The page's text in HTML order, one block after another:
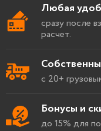
Любая
сразу после
расчет.
с 20+
Бонусы и
до 15% для